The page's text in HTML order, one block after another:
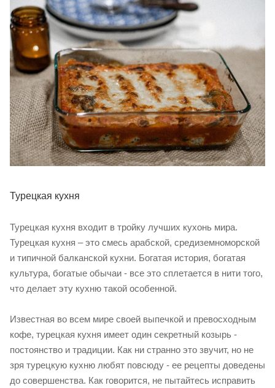
Турецкая кухня
Турецкая кухня входит в тройку лучших кухонь мира.
Турецкая кухня – это смесь арабской, средиземноморской
и типичной балканской кухни. Богатая история, богатая
культура, богатые обычаи - все это сплетается в нити того,
что делает эту кухню такой особенной.
Известная во всем мире своей выпечкой и превосходным
кофе, турецкая кухня имеет один секретный козырь -
постоянство и традиции. Как ни странно это звучит, но не
зря турецкую кухню любят повсюду - ее рецепты доведены
до совершенства. Как говорится, не пытайтесь исправить